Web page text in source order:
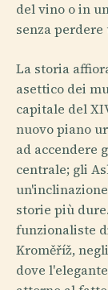
del vino o in
senza
La storia
asettico dei
capitale del
nuovo piano
ad accendere
centrale; gli
storie più
funzionaliste
Kroměříž,
dove